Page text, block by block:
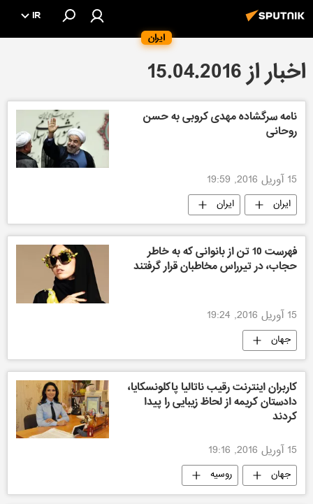
ایران
IR
اخبار از 15.04.2016
نامه سرگشاده مهدی کروبی به حسن
روحانی
15 آوریل 2016, 19:59
ایران ایران
فهرست 10 تن از بانوانی که به خاطر
حجاب، در تیرراس مخاطبان قرار گرفتند
15 آوریل 2016, 19:24
جهان
کاربران اینترنت رقیب ناتالیا پاکلونسكایا،
دادستان کریمه از لحاظ زیبایی را پیدا
کردند
15 آوریل 2016, 19:16
جهان روسیه